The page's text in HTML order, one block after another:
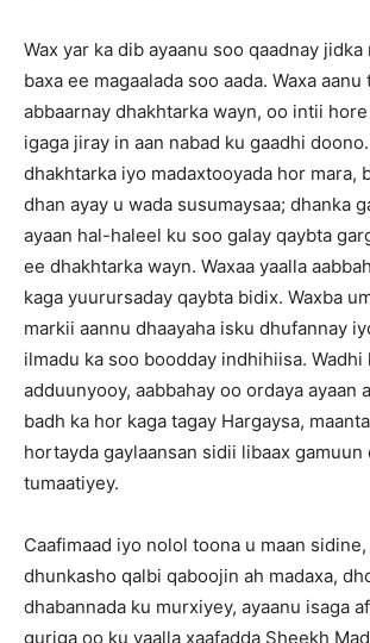
Wax yar ka dib ayaanu soo qaadnay jidka
baxa ee magaalada soo aada. Waxa
abbaarnay dhakhtarka wayn, oo intii
igaga jiray in aan nabad ku gaadhi
dhakhtarka iyo madaxtooyada hor mara,
dhan ayay u wada susumaysaa; dhanka
ayaan hal-haleel ku soo galay qaybta
ee dhakhtarka wayn. Waxaa yaalla
kaga yuurursaday qaybta bidix. Waxba
markii aannu dhaayaha isku dhufannay
ilmadu ka soo boodday indhihiisa. Wadhi
adduunyooy, aabbahay oo ordaya ayaan
badh ka hor kaga tagay Hargaysa,
hortayda gaylaansan sidii libaax gamuun
tumaatiyey.
Caafimaad iyo nolol toona u maan
dhunkasho qalbi qaboojin ah madaxa,
dhabannada ku murxiyey, ayaanu isaga
guriga oo ku yaalla xaafadda Sheekh